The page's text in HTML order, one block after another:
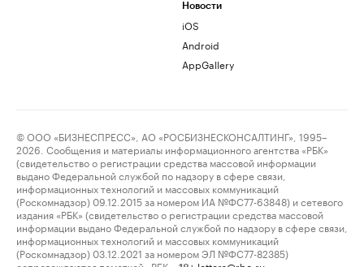
Новости
iOS
Android
AppGallery
© ООО «БИЗНЕСПРЕСС», АО «РОСБИЗНЕСКОНСАЛТИНГ», 1995–
2026. Сообщения и материалы информационного агентства «РБК»
(свидетельство о регистрации средства массовой информации
выдано Федеральной службой по надзору в сфере связи,
информационных технологий и массовых коммуникаций
(Роскомнадзор) 09.12.2015 за номером ИА №ФС77-63848) и сетевого
издания «РБК» (свидетельство о регистрации средства массовой
информации выдано Федеральной службой по надзору в сфере связи,
информационных технологий и массовых коммуникаций
(Роскомнадзор) 03.12.2021 за номером ЭЛ №ФС77-82385)